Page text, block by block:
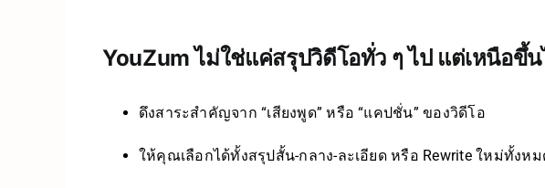
YouZumไม่ใช่แค่สรุปวิดีโอทั่ว ๆ ไป แต่เหนือขึ้
ดึงสาระสำคัญจาก “เสียงพูด” หรือ “แคปชั่น” ของวิดีโอ
ให้คุณเลือกได้ทั้งสรุปสั้น-กลาง-ละเอียด หรือ Rewrite ใหม่ทั้งห